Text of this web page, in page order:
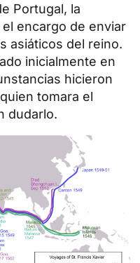
Portugal, la
encargo de enviar
asiáticos del reino.
inicialmente en
hicieron
tomara el
dudarlo.